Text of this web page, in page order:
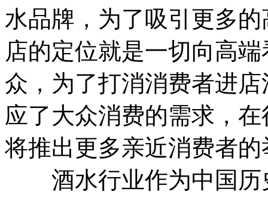
水品牌，为了吸引更多
店的定位就是一切向高
众，为了打消消费者进
应了大众消费的需求，
将推出更多亲近消费者的
酒水行业作为中国历